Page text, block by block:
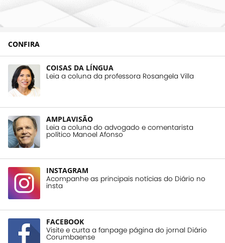
CONFIRA
COISAS DA LÍNGUA
Leia a coluna da professora Rosangela Villa
AMPLAVISÃO
Leia a coluna do advogado e comentarista
político Manoel Afonso
INSTAGRAM
Acompanhe as principais notícias do Diário no
insta
FACEBOOK
Visite e curta a fanpage página do jornal Diário
Corumbaense